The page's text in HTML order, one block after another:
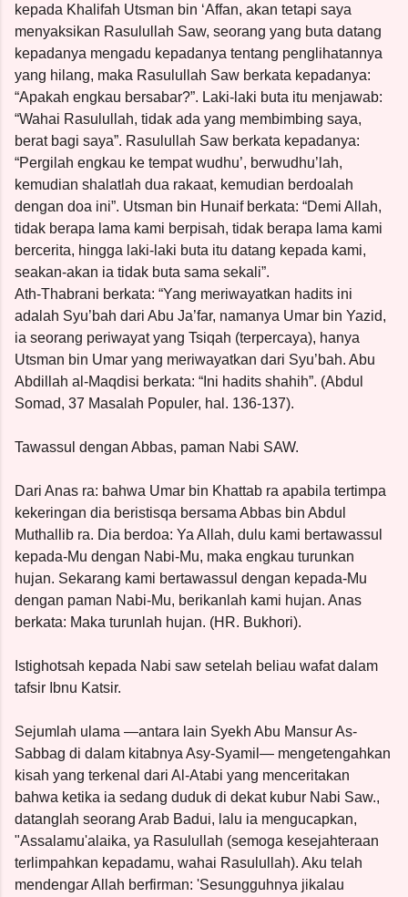
kepada Khalifah Utsman bin ‘Affan, akan tetapi saya
menyaksikan Rasulullah Saw, seorang yang buta datang
kepadanya mengadu kepadanya tentang penglihatannya
yang hilang, maka Rasulullah Saw berkata kepadanya:
“Apakah engkau bersabar?”. Laki-laki buta itu menjawab:
“Wahai Rasulullah, tidak ada yang membimbing saya,
berat bagi saya”. Rasulullah Saw berkata kepadanya:
“Pergilah engkau ke tempat wudhu’, berwudhu’lah,
kemudian shalatlah dua rakaat, kemudian berdoalah
dengan doa ini”. Utsman bin Hunaif berkata: “Demi Allah,
tidak berapa lama kami berpisah, tidak berapa lama kami
bercerita, hingga laki-laki buta itu datang kepada kami,
seakan-akan ia tidak buta sama sekali”.
Ath-Thabrani berkata: “Yang meriwayatkan hadits ini
adalah Syu’bah dari Abu Ja’far, namanya Umar bin Yazid,
ia seorang periwayat yang Tsiqah (terpercaya), hanya
Utsman bin Umar yang meriwayatkan dari Syu’bah. Abu
Abdillah al-Maqdisi berkata: “Ini hadits shahih”. (Abdul
Somad, 37 Masalah Populer, hal. 136-137).
Tawassul dengan Abbas, paman Nabi SAW.
Dari Anas ra: bahwa Umar bin Khattab ra apabila tertimpa
kekeringan dia beristisqa bersama Abbas bin Abdul
Muthallib ra. Dia berdoa: Ya Allah, dulu kami bertawassul
kepada-Mu dengan Nabi-Mu, maka engkau turunkan
hujan. Sekarang kami bertawassul dengan kepada-Mu
dengan paman Nabi-Mu, berikanlah kami hujan. Anas
berkata: Maka turunlah hujan. (HR. Bukhori).
Istighotsah kepada Nabi saw setelah beliau wafat dalam
tafsir Ibnu Katsir.
Sejumlah ulama —antara lain Syekh Abu Mansur As-
Sabbag di dalam kitabnya Asy-Syamil— mengetengahkan
kisah yang terkenal dari Al-Atabi yang menceritakan
bahwa ketika ia sedang duduk di dekat kubur Nabi Saw.,
datanglah seorang Arab Badui, lalu ia mengucapkan,
"Assalamu'alaika, ya Rasulullah (semoga kesejahteraan
terlimpahkan kepadamu, wahai Rasulullah). Aku telah
mendengar Allah berfirman: 'Sesungguhnya jikalau